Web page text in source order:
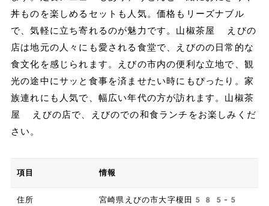
丼ものを楽しめるセットも人気。価格もリーズナブル
で、気軽に立ち寄れるのが魅力です。山椒茶屋 えびの
店は地元の人々にも愛される食堂で、えびのの日常的な
食文化を感じられます。えびの市内の便利な立地で、観
光の途中にサッと食事を済ませたい時にもぴったり。家
族連れにも人気で、幅広い年代の方が訪れます。山椒茶
屋 えびの店で、えびのでの和食ランチをお楽しみくだ
さい。
項目 情報
住所 宮崎県えびの市大字榎田585-5